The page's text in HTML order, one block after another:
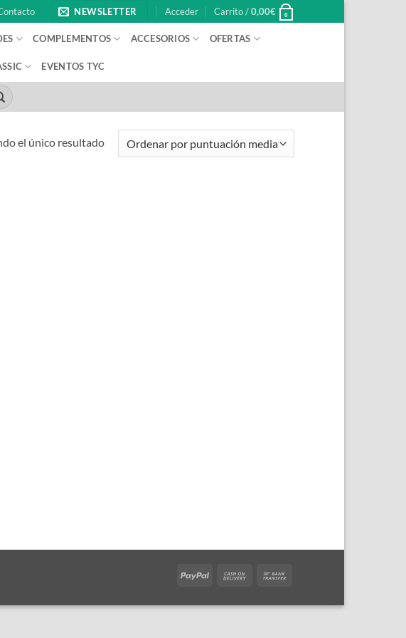
NEWSLETTER Acceder Carrito /0,00€ 0
COMPLEMENTOS ACCESORIOS OFERTAS
EVENTOS TYC
el único resultado
PayPal
Cash
Delivery